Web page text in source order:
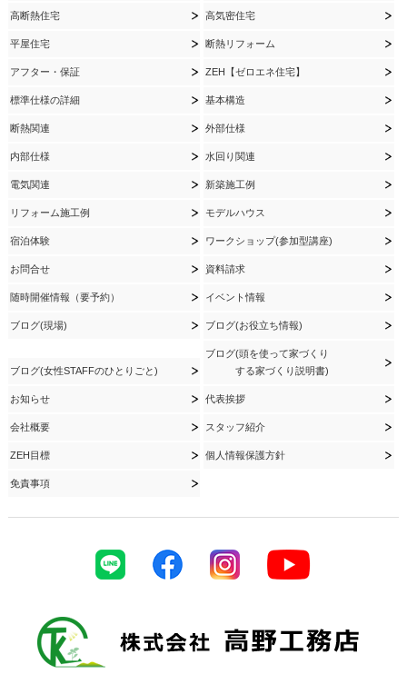
高断熱住宅 高気密住宅
平屋住宅 断熱リフォーム
アフター・保証 ZEH【ゼロエネ住宅】
標準仕様の詳細 基本構造
断熱関連 外部仕様
内部仕様 水回り関連
電気関連 新築施工例
リフォーム施工例 モデルハウス
宿泊体験 ワークショップ(参加型講座)
お問合せ 資料請求
随時開催情報（要予約） イベント情報
ブログ(現場) ブログ(お役立ち情報)
ブログ(女性STAFFのひとりごと)
ブログ(頭を使って家づくり
する家づくり説明書)
お知らせ 代表挨拶
会社概要 スタッフ紹介
ZEH目標 個人情報保護方針
免責事項